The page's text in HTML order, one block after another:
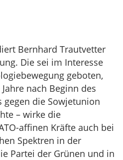
Bernhard Trautvetter
Die sei im Interesse
geboten,
nach Beginn des
gegen die Sowjetunion
– wirke die
affinen Kräfte auch bei
Spektren in der
Partei der Grünen und in